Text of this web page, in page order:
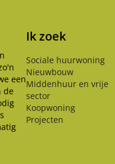
een
de
Ik zoek
Sociale huurwoning
Nieuwbouw
Middenhuur en vrije
sector
Koopwoning
Projecten